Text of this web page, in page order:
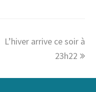
L’hiver arrive ce soir à
23h22